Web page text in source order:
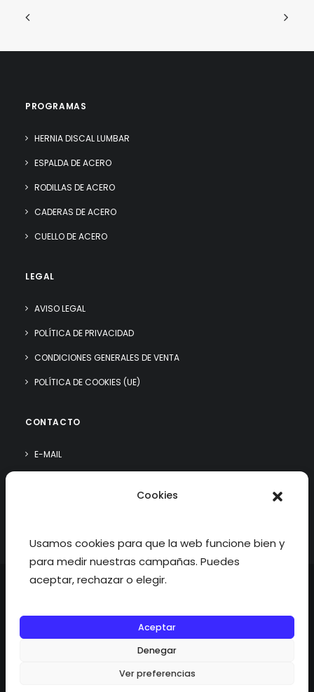
Cookies
Usamos cookies para que la web funcione bien y
para medir nuestras campañas. Puedes
aceptar, rechazar o elegir.
Aceptar
Denegar
Ver preferencias
PROGRAMAS
HERNIA DISCAL LUMBAR
ESPALDA DE ACERO
RODILLAS DE ACERO
CADERAS DE ACERO
CUELLO DE ACERO
LEGAL
AVISO LEGAL
POLÍTICA DE PRIVACIDAD
CONDICIONES GENERALES DE VENTA
POLÍTICA DE COOKIES (UE)
CONTACTO
E-MAIL
©2026 fisioterapiatualcance todos los derechos reservados.